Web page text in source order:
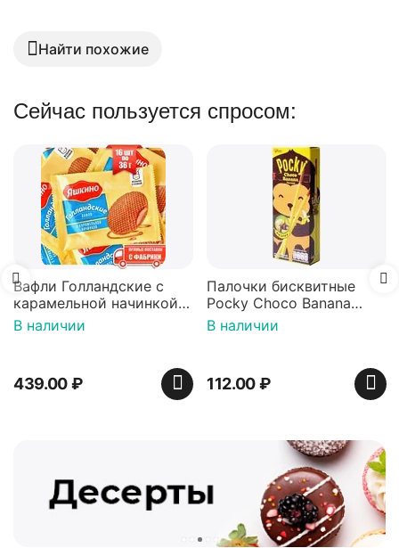
Найти похожие
Сейчас пользуется спросом:
Палочки бисквитные
Pocky Choco Banana
25гр
В наличии
112.00
Вафли Коровка, c
шоколадной
150 г
В наличии
74.00₽